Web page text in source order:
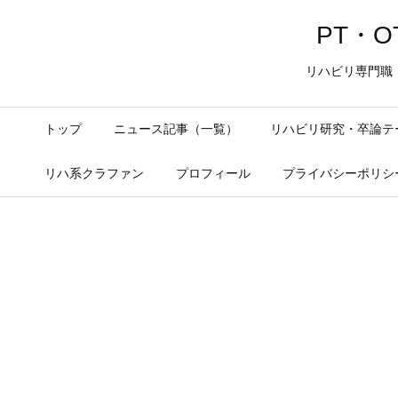
PT・
リハビリ専門職
トップ ニュース記事（一覧） リハビリ研究・卒論テ
リハ系クラファン プロフィール プライバシーポリシ